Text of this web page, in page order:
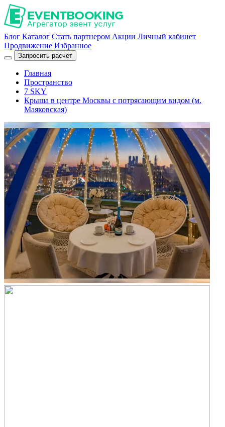
Блог Каталог Стать партнером Акции Личный кабинет
Продвижение Избранное
Запросить расчет
Главная
Пространство
7 SKY
Крыша в центре Москвы с потрясающим видом (м.
Маяковская)